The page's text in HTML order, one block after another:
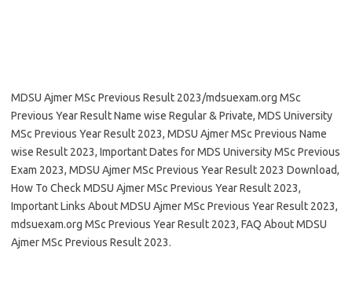
MDSU Ajmer MSc Previous Result 2023/mdsuexam.org MSc
Previous Year Result Name wise Regular & Private, MDS University
MSc Previous Year Result 2023, MDSU Ajmer MSc Previous Name
wise Result 2023, Important Dates for MDS University MSc Previous
Exam 2023, MDSU Ajmer MSc Previous Year Result 2023 Download,
How To Check MDSU Ajmer MSc Previous Year Result 2023,
Important Links About MDSU Ajmer MSc Previous Year Result 2023,
mdsuexam.org MSc Previous Year Result 2023, FAQ About MDSU
Ajmer MSc Previous Result 2023.